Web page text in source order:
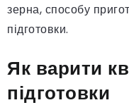
зерна, способу
підготовки.
Як варити
підготовки